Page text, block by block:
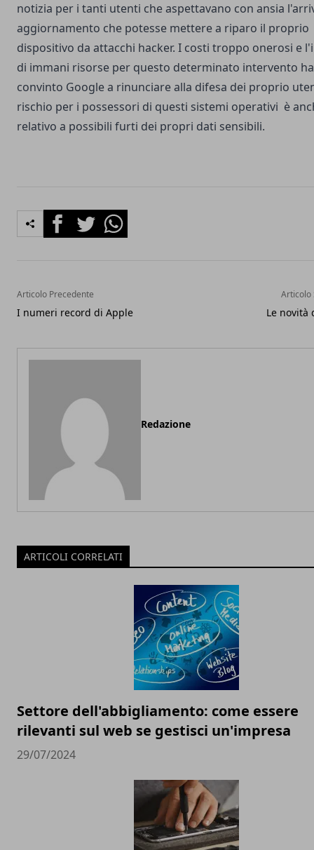
notizia per i tanti utenti che aspettavano con ansia
aggiornamento che potesse mettere a riparo il proprio
dispositivo da attacchi hacker. I costi troppo onerosi e
di immani risorse per questo determinato intervento
convinto Google a rinunciare alla difesa dei proprio
rischio per i possessori di questi sistemi operativi è
relativo a possibili furti dei propri dati sensibili.
FacebookTwitterWhatsapp
Articolo Precedente
I numeri record di Apple
Articolo
Le novità
Redazione
ARTICOLI CORRELATI
Settore dell'abbigliamento: come essere
rilevanti sul web se gestisci un'impresa
29/07/2024